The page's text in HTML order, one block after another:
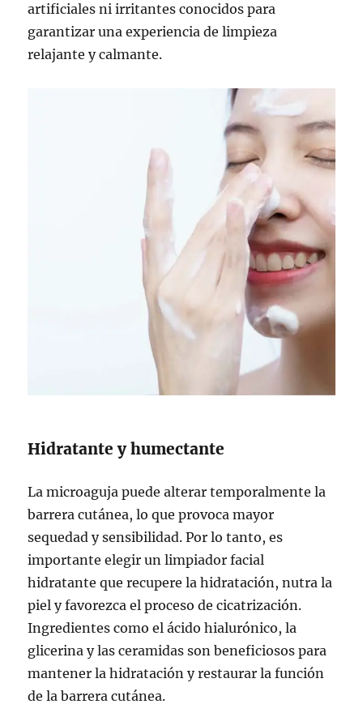
artificiales ni irritantes conocidos para
garantizar una experiencia de limpieza
relajante y calmante.
Hidratante y humectante
La microaguja puede alterar temporalmente la
barrera cutánea, lo que provoca mayor
sequedad y sensibilidad. Por lo tanto, es
importante elegir un limpiador facial
hidratante que recupere la hidratación, nutra la
piel y favorezca el proceso de cicatrización.
Ingredientes como el ácido hialurónico, la
glicerina y las ceramidas son beneficiosos para
mantener la hidratación y restaurar la función
de la barrera cutánea.